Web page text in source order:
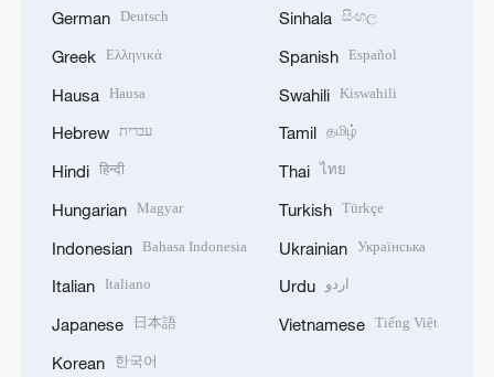
German Deutsch
Greek Ελληνικά
Hausa Hausa
Hebrew עברית
Hindi हिन्दी
Hungarian Magyar
Indonesian Bahasa Indonesia
Italian Italiano
Japanese 日本語
Korean 한국어
Sinhala සිංහල
Spanish Español
Swahili Kiswahili
Tamil தமிழ்
Thai ไทย
Turkish Türkçe
Ukrainian Українська
Urdu اردو
Vietnamese Tiếng Việt